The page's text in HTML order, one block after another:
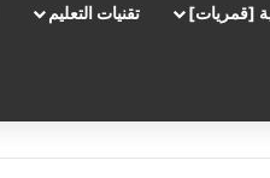
[قمريات] تقنيات التعليم